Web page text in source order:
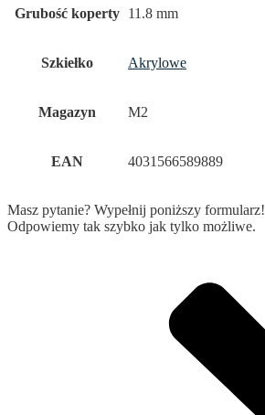
Grubość koperty 11.8 mm
Szkiełko Akrylowe
Magazyn M2
EAN 4031566589889
Masz pytanie? Wypełnij poniższy formularz!
Odpowiemy tak szybko jak tylko możliwe.